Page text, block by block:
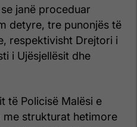
janë proceduar
detyre, tre punonjës të
respektivisht Drejtori i
i Ujësjellësit dhe
të Policisë Malësi e
me strukturat hetimore